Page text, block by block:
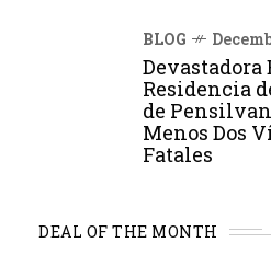
BLOG
Residencia
de
Menos Dos
Fatales
DEAL OF THE MONTH